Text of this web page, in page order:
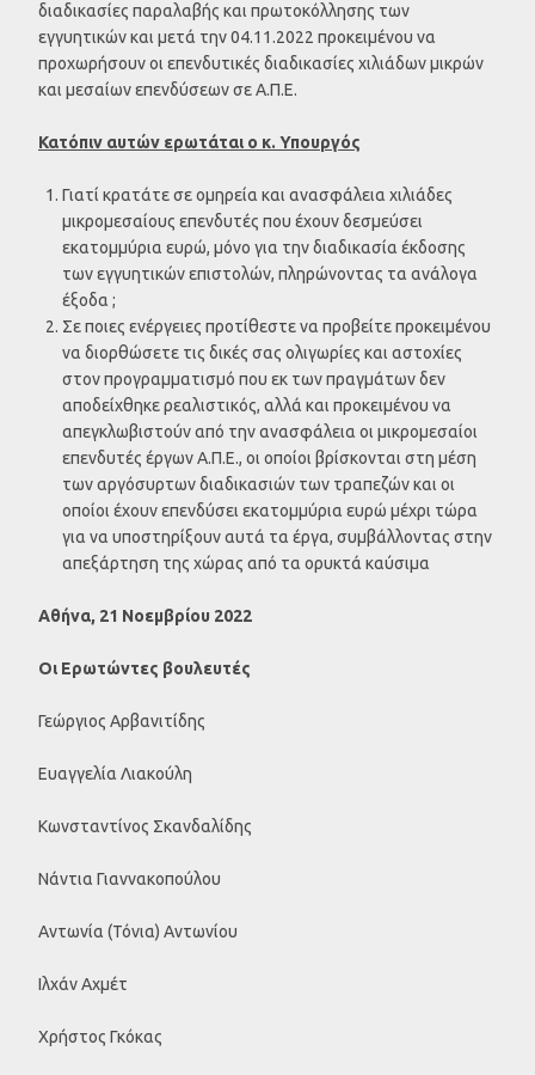
διαδικασίες παραλαβής και πρωτοκόλλησης των
εγγυητικών και μετά την 04.11.2022 προκειμένου να
προχωρήσουν οι επενδυτικές διαδικασίες χιλιάδων μικρών
και μεσαίων επενδύσεων σε Α.Π.Ε.
Κατόπιν αυτών ερωτάται ο κ. Υπουργός
Γιατί κρατάτε σε ομηρεία και ανασφάλεια χιλιάδες
μικρομεσαίους επενδυτές που έχουν δεσμεύσει
εκατομμύρια ευρώ, μόνο για την διαδικασία έκδοσης
των εγγυητικών επιστολών, πληρώνοντας τα ανάλογα
έξοδα ;
Σε ποιες ενέργειες προτίθεστε να προβείτε προκειμένου
να διορθώσετε τις δικές σας ολιγωρίες και αστοχίες
στον προγραμματισμό που εκ των πραγμάτων δεν
αποδείχθηκε ρεαλιστικός, αλλά και προκειμένου να
απεγκλωβιστούν από την ανασφάλεια οι μικρομεσαίοι
επενδυτές έργων Α.Π.Ε., οι οποίοι βρίσκονται στη μέση
των αργόσυρτων διαδικασιών των τραπεζών και οι
οποίοι έχουν επενδύσει εκατομμύρια ευρώ μέχρι τώρα
για να υποστηρίξουν αυτά τα έργα, συμβάλλοντας στην
απεξάρτηση της χώρας από τα ορυκτά καύσιμα
Αθήνα, 21 Νοεμβρίου 2022
Οι Ερωτώντες βουλευτές
Γεώργιος Αρβανιτίδης
Ευαγγελία Λιακούλη
Κωνσταντίνος Σκανδαλίδης
Νάντια Γιαννακοπούλου
Αντωνία (Τόνια) Αντωνίου
Ιλχάν Αχμέτ
Χρήστος Γκόκας